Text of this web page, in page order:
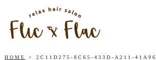
HOME 2C11D275-8C65-433D-A211-